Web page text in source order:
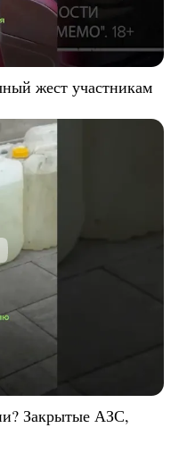
жест участникам
Закрытые АЗС,